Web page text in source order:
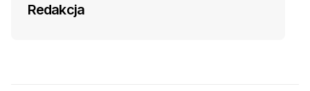
Redakcja